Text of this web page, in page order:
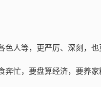
人等，更严厉、深刻，也
忙，要盘算经济，要养